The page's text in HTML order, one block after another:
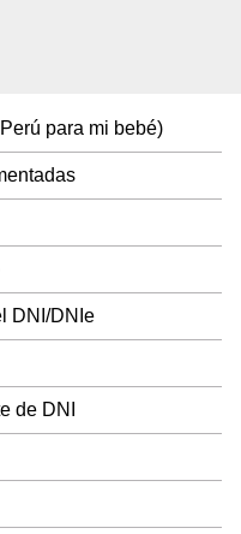
para mi bebé)
DNI/DNIe
de DNI